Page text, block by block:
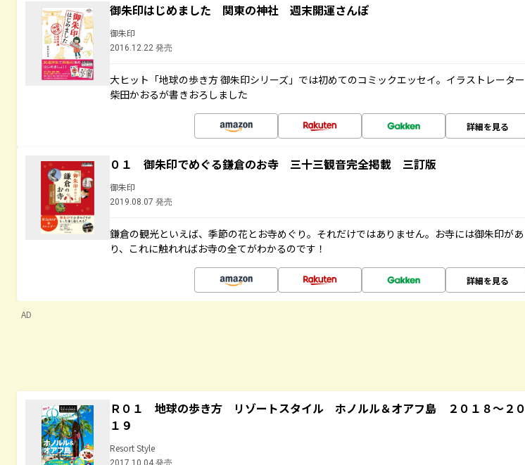
御朱印はじめました 関東の神社 週末開運さんぽ
御朱印
2016.12.22 発売
大ヒット「地球の歩き方 御朱印シリーズ」では初めてのコミックエッセイ。イラストレーター
柴田かおるが書きおろしました
詳細を見る
０１ 御朱印でめぐる鎌倉のお寺 三十三観音完全掲載 三訂版
御朱印
2019.08.07 発売
鎌倉の観光といえば、季節の花とお寺めぐり。それだけではありません。お寺には御朱印があ
り、これに触れればお寺の全てがわかるのです！
詳細を見る
AD
Ｒ０１ 地球の歩き方 リゾートスタイル ホノルル＆オアフ島 ２０１８～２０
１９
Resort Style
2017.10.04 発売